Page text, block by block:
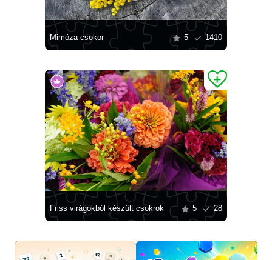
Mimóza csokor 5 1410
Friss virágokból készült csokrok 5 28